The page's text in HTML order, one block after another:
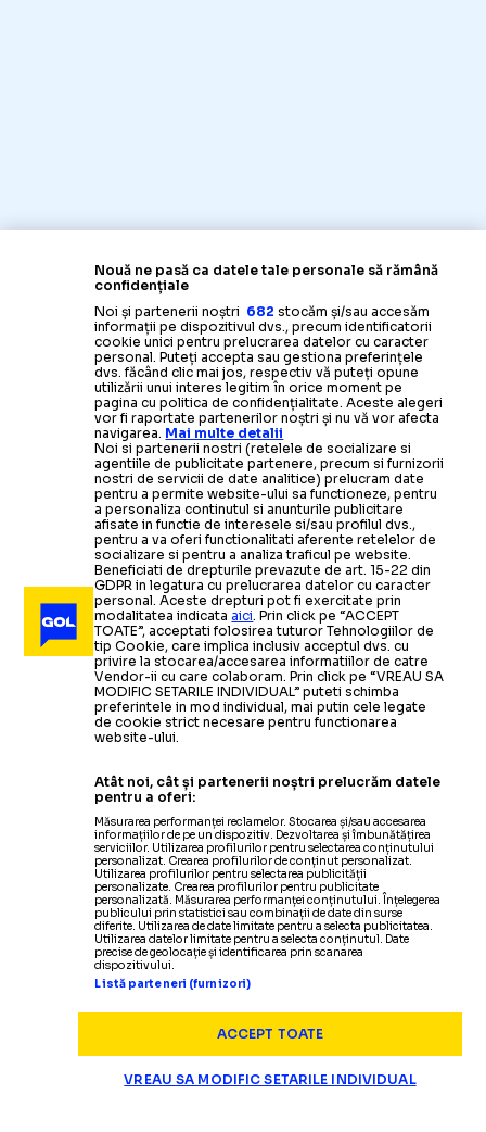
Nouă ne pasă ca datele tale personale să rămână
confidențiale
Noi și partenerii noștri 682 stocăm și/sau accesăm
informații pe dispozitivul dvs., precum identificatorii
cookie unici pentru prelucrarea datelor cu caracter
personal. Puteți accepta sau gestiona preferințele
dvs. făcând clic mai jos, respectiv vă puteți opune
utilizării unui interes legitim în orice moment pe
pagina cu politica de confidențialitate. Aceste alegeri
vor fi raportate partenerilor noștri și nu vă vor afecta
navigarea. Mai multe detalii
Noi si partenerii nostri (retelele de socializare si
agentiile de publicitate partenere, precum si furnizorii
nostri de servicii de date analitice) prelucram date
pentru a permite website-ului sa functioneze, pentru
a personaliza continutul si anunturile publicitare
afisate in functie de interesele si/sau profilul dvs.,
pentru a va oferi functionalitati aferente retelelor de
socializare si pentru a analiza traficul pe website.
Beneficiati de drepturile prevazute de art. 15-22 din
GDPR in legatura cu prelucrarea datelor cu caracter
personal. Aceste drepturi pot fi exercitate prin
modalitatea indicataaici. Prin click pe “ACCEPT
TOATE”, acceptati folosirea tuturor Tehnologiilor de
tip Cookie, care implica inclusiv acceptul dvs. cu
privire la stocarea/accesarea informatiilor de catre
Vendor-ii cu care colaboram. Prin click pe “VREAU SA
MODIFIC SETARILE INDIVIDUAL” puteti schimba
preferintele in mod individual, mai putin cele legate
de cookie strict necesare pentru functionarea
website-ului.
Atât noi, cât și partenerii noștri prelucrăm datele
pentru a oferi:
Măsurarea performanței reclamelor. Stocarea și/sau accesarea
informațiilor de pe un dispozitiv. Dezvoltarea și îmbunătățirea
serviciilor. Utilizarea profilurilor pentru selectarea conținutului
personalizat. Crearea profilurilor de conținut personalizat.
Utilizarea profilurilor pentru selectarea publicității
personalizate. Crearea profilurilor pentru publicitate
personalizată. Măsurarea performanței conținutului. Înțelegerea
publicului prin statistici sau combinații de date din surse
diferite. Utilizarea de date limitate pentru a selecta publicitatea.
Utilizarea datelor limitate pentru a selecta conținutul. Date
precise de geolocație și identificarea prin scanarea
dispozitivului.
Listă parteneri (furnizori)
ACCEPT TOATE
VREAU SA MODIFIC SETARILE INDIVIDUAL